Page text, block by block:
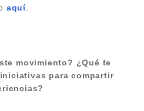
aquí.
movimiento? ¿Qué te
para compartir